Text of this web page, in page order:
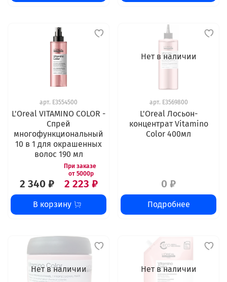
арт. E3554500
L'Oreal VITAMINO COLOR -
Спрей
многофункциональный
10 в 1 для окрашенных
волос 190 мл
2 340 ₽ 2 223 ₽
В корзину
Нет в наличии
арт. E3569800
L'Oreal Лосьон-
концентрат Vitamino
Color 400мл
0 ₽
Подробнее
Нет в наличии Нет в наличии